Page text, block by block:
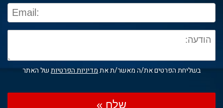
בשליחת הפרטים את/ה מאשר/ת אתמדיניות הפרטיותשל האתר
שלח »